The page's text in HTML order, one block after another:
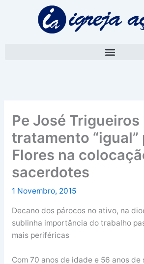
Pe José Trigueiros
tratamento “igual”
Flores na
sacerdotes
1 Novembro, 2015
Decano dos párocos no ativo, na
sublinha importância do trabalho
mais periféricas
Com 70 anos de idade e 56 anos de